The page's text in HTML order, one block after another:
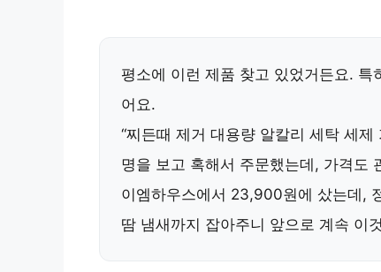
평소에 이런 제품 찾고 있었거든요.
어요.
“찌든때 제거 대용량 알칼리 세탁 세
명을 보고 혹해서 주문했는데, 가격도
이엠하우스에서 23,900원에 샀는데,
땀 냄새까지 잡아주니 앞으로 계속 이